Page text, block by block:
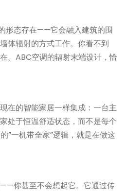
形态存在——它会融入建筑的围
体辐射的方式工作。你看不到
。ABC空调的辐射末端设计，恰
在的智能家居一样集成：一台主
处于恒温舒适状态，而不是每个
”一机带全家”逻辑，就是在做这
你甚至不会想起它。它通过传